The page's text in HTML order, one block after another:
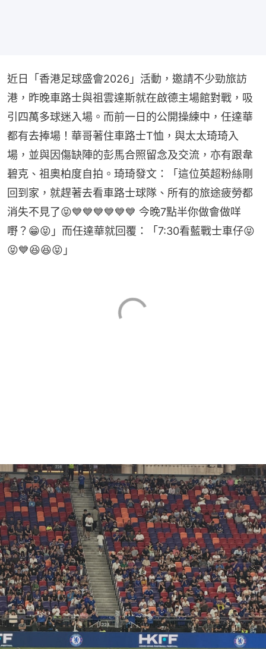
近日「香港足球盛會2026」活動，邀請不少勁旅訪
港，昨晚車路士與祖雲達斯就在啟德主場館對戰，吸
引四萬多球迷入場。而前一日的公開操練中，任達華
都有去捧場！華哥著住車路士T恤，與太太琦琦入
場，並與因傷缺陣的彭馬合照留念及交流，亦有跟韋
碧克、祖奧柏度自拍。琦琦發文：「這位英超粉絲剛
回到家，就趕著去看車路士球隊、所有的旅途疲勞都
消失不見了😝💙💙💙💙💙💙 今晚7點半你做會做咩
嘢？😁😝」而任達華就回覆：「7:30看藍戰士車仔😝
😝💙😆😆😝」